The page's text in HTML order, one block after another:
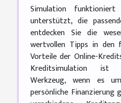
Simulation
unterstützt, die
entdecken Sie die
wertvollen Tipps in den
Vorteile der Online-
Kreditsimulation ist
Werkzeug, wenn es
persönliche Finanzierung